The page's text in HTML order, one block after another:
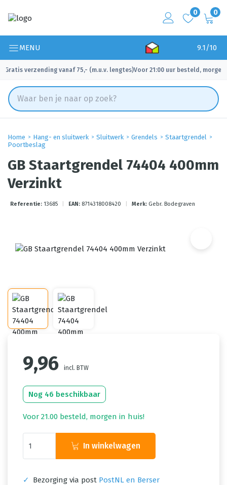
0 0
MENU 9.1/10
Gratis verzending vanaf 75,- (m.u.v. lengtes)
✓ Voor 21:00 uur besteld, morgen
Home Hang- en sluitwerk Sluitwerk Grendels
Staartgrendel
Poortbeslag
GB Staartgrendel 74404 400mm
Verzinkt
Referentie: 13685 EAN: 8714318008420 Merk: Gebr. Bodegraven
9,96 incl. BTW
Nog 46 beschikbaar
Voor 21.00 besteld, morgen in huis!
In winkelwagen
✓ Bezorging via post PostNL en Berser